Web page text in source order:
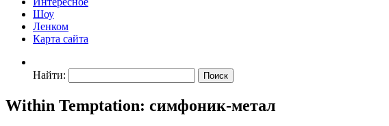
Шоу
Ленком
Карта сайта
Найти:
Within Temptation: симфоник-метал